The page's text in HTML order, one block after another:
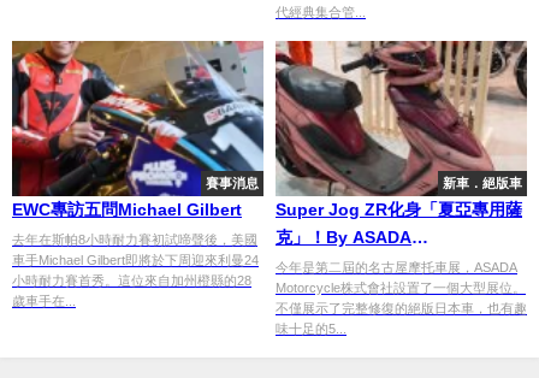
代經典集合管...
賽事消息
EWC專訪五問Michael Gilbert
去年在斯帕8小時耐力賽初試啼聲後，美國
車手Michael Gilbert即將於下周迎來利曼24
小時耐力賽首秀。這位來自加州橙縣的28
歲車手在...
新車．絕版車
Super Jog ZR化身「夏亞專用薩
克」！By ASADA
Motorcycle【2023 Webike 摩托
車展】
今年是第二屆的名古屋摩托車展，ASADA
Motorcycle株式會社設置了一個大型展位。
不僅展示了完整修復的絕版日本車，也有趣
味十足的5...